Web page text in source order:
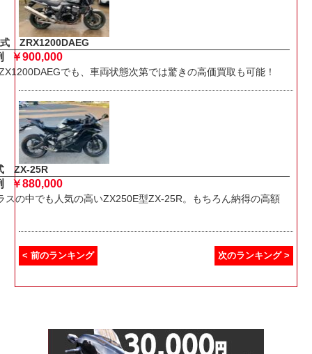
ZRX1200DAEG
￥900,000
でも、車両状態次第では驚きの高価買取も可能！
ZX-25R
￥880,000
スの中でも人気の高いZX250E型ZX-25R。もちろん納得の高額
< 前のランキング 次のランキング >